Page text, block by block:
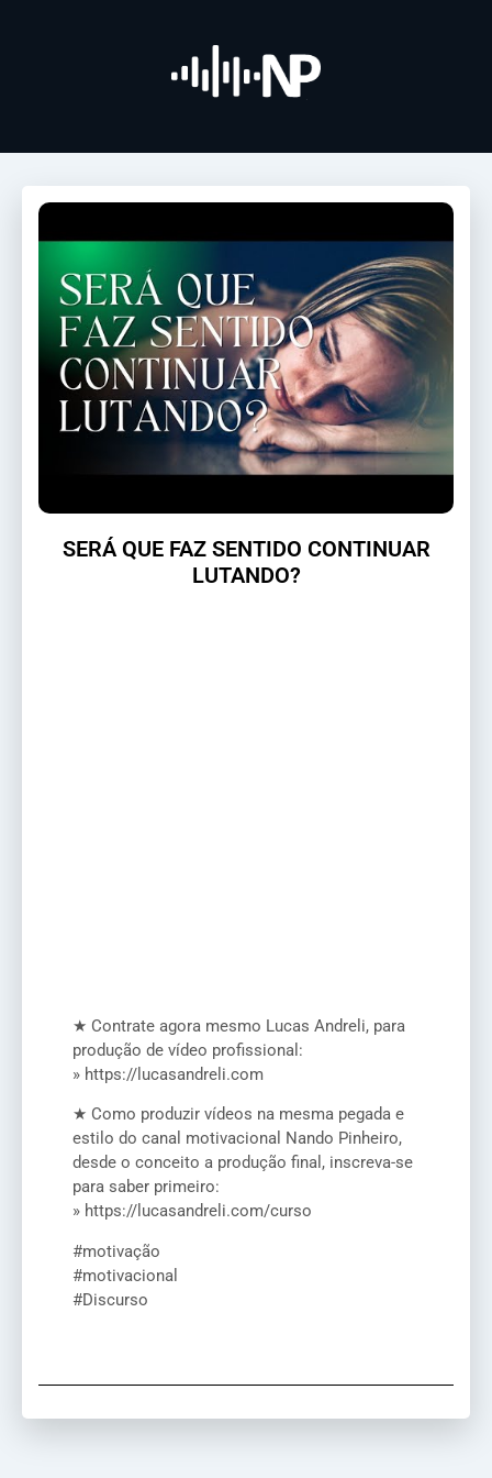
SERÁ QUE FAZ SENTIDO CONTINUAR
LUTANDO?
★ Contrate agora mesmo Lucas Andreli, para
produção de vídeo profissional:
» https://lucasandreli.com
★ Como produzir vídeos na mesma pegada e
estilo do canal motivacional Nando Pinheiro,
desde o conceito a produção final, inscreva-se
para saber primeiro:
» https://lucasandreli.com/curso
#motivação
#motivacional
#Discurso